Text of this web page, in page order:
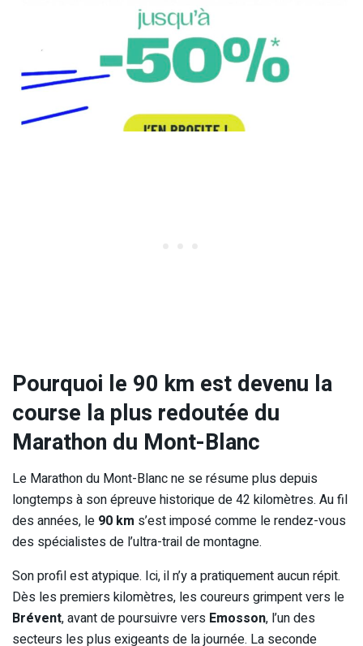
Pourquoi le 90 km est devenu la
course la plus redoutée du
Marathon du Mont-Blanc
Le Marathon du Mont-Blanc ne se résume plus depuis
longtemps à son épreuve historique de 42 kilomètres. Au fil
des années, le 90 km s’est imposé comme le rendez-vous
des spécialistes de l’ultra-trail de montagne.
Son profil est atypique. Ici, il n’y a pratiquement aucun répit.
Dès les premiers kilomètres, les coureurs grimpent vers le
Brévent, avant de poursuivre vers Emosson, l’un des
secteurs les plus exigeants de la journée. La seconde